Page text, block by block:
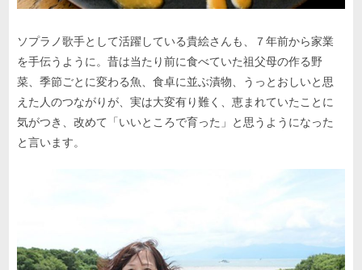
ソプラノ歌手として活躍している貴絵さんも、７年前から家業
を手伝うように。昔は当たり前に食べていた祖父母の作る野
菜、季節ごとに変わる魚、食卓に並ぶ漬物、うっとおしいと思
えた人のつながりが、実は大変有り難く、恵まれていたことに
気がつき、改めて「いいところで育った」と思うようになった
と言います。